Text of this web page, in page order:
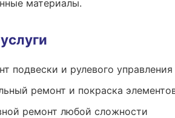
материалы.
подвески и рулевого управления
ремонт и покраска
ремонт любой сложности